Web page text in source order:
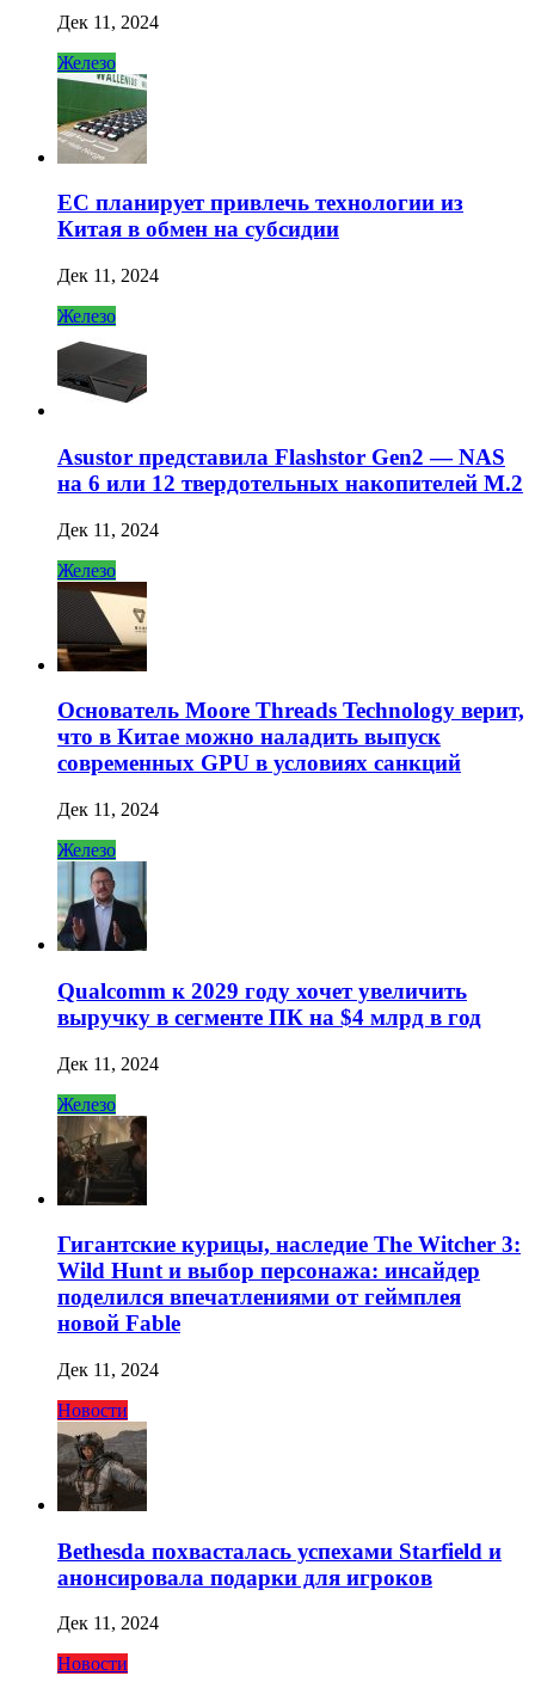
Дек 11, 2024
Железо
ЕС планирует привлечь технологии из
Китая в обмен на субсидии
Дек 11, 2024
Железо
Asustor представила Flashstor Gen2 — NAS
на 6 или 12 твердотельных накопителей M.2
Дек 11, 2024
Железо
Основатель Moore Threads Technology верит,
что в Китае можно наладить выпуск
современных GPU в условиях санкций
Дек 11, 2024
Железо
Qualcomm к 2029 году хочет увеличить
выручку в сегменте ПК на $4 млрд в год
Дек 11, 2024
Железо
Гигантские курицы, наследие The Witcher 3:
Wild Hunt и выбор персонажа: инсайдер
поделился впечатлениями от геймплея
новой Fable
Дек 11, 2024
Новости
Bethesda похвасталась успехами Starfield и
анонсировала подарки для игроков
Дек 11, 2024
Новости